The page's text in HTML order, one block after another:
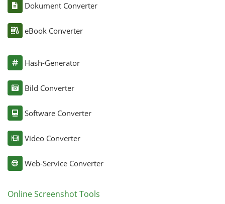
Dokument Converter
eBook Converter
Hash-Generator
Bild Converter
Software Converter
Video Converter
Web-Service Converter
Online Screenshot Tools